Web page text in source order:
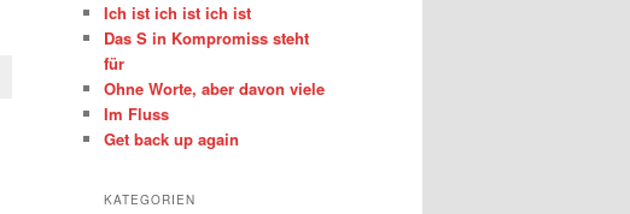
Ich ist ich ist ich ist
Das S in Kompromiss steht
für
Ohne Worte, aber davon viele
Im Fluss
Get back up again
KATEGORIEN